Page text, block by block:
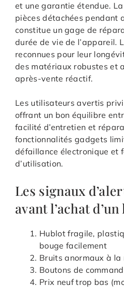
et une garantie étendue.
pièces détachées pendant
constitue un gage de
durée de vie de l’appareil.
reconnues pour leur
des matériaux robustes et
après-vente réactif.
Les utilisateurs avertis
offrant un bon équilibre
facilité d’entretien et
fonctionnalités gadgets
défaillance électronique et
d’utilisation.
Les signaux
avant l’achat
Hublot fragile,
bouge facilement
Bruits anormaux à
Boutons de
Prix neuf trop bas